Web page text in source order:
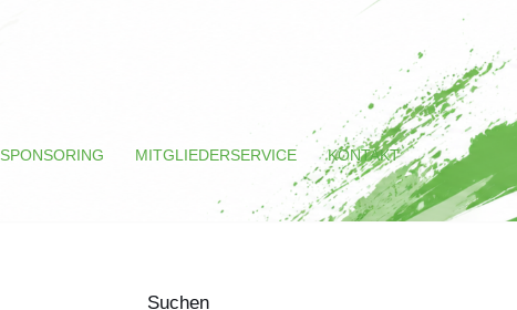
SPONSORING MITGLIEDERSERVICE KONTAKT
Suchen